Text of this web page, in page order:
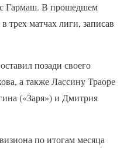
Гармаш. В прошедшем
трех матчах лиги, записав
позади своего
а также Лассину Траоре
(«Заря») и Дмитрия
по итогам месяца